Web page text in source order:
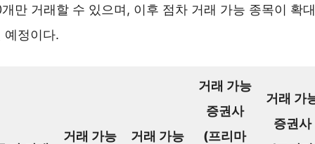
개만 거래할 수 있으며, 이후 점차 거래 가능 종목이 확대
예정이다.
거래 가능
거래 가능
거래 가능
증권사
(프리마
거래 가
증권사